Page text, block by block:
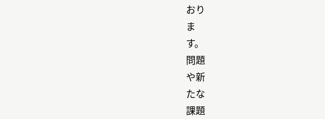
おり
ま
す。
問題
や新
たな
課題